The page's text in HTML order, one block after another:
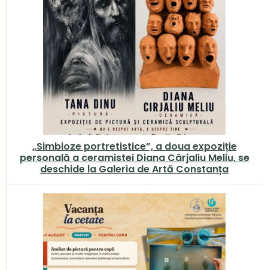
„Simbioze portretistice”, a doua expoziție
personală a ceramistei Diana Cârjaliu Meliu, se
deschide la Galeria de Artă Constanța